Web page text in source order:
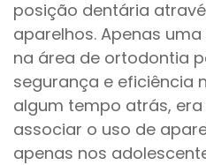
posição dentária
aparelhos. Apenas
na área de ortodontia
segurança e eficiência
algum tempo atrás,
associar o uso de
apenas nos